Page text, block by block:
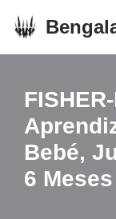
Bebé,
6